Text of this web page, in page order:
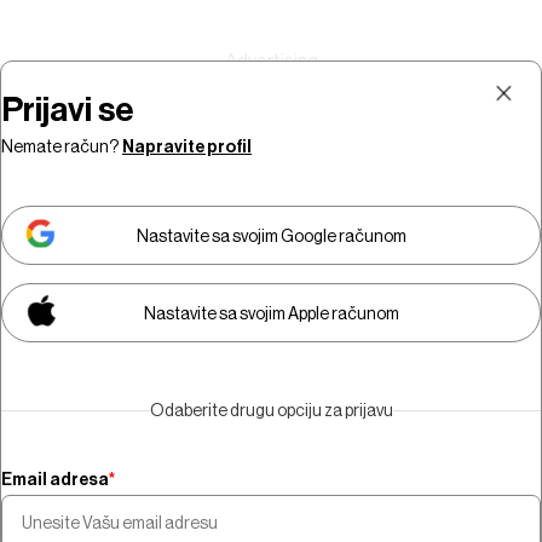
Morate biti pretplatnik da biste
gledali video sadržaj.
Pretplatite se
Prijavi se
Nemate račun? Napravite profil
Nastavite sa svojim Google računom
Nastavite sa svojim Apple računom
Odaberite drugu opciju za prijavu
Email adresa*